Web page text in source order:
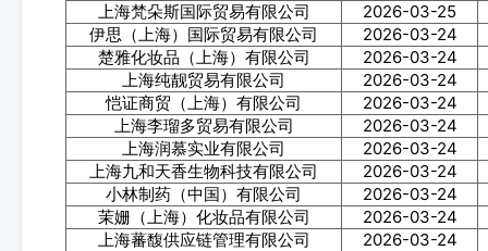
上海梵朵斯国际贸易有限公司
2026-03-25
伊思（上海）国际贸易有限公司
2026-03-24
楚雅化妆品（上海）有限公司
2026-03-24
上海纯靓贸易有限公司
2026-03-24
恺证商贸（上海）有限公司
2026-03-24
上海李瑠多贸易有限公司
2026-03-24
上海润慕实业有限公司
2026-03-24
上海九和天香生物科技有限公司
2026-03-24
小林制药（中国）有限公司
2026-03-24
茉姗（上海）化妆品有限公司
2026-03-24
上海蕃馥供应链管理有限公司
2026-03-24